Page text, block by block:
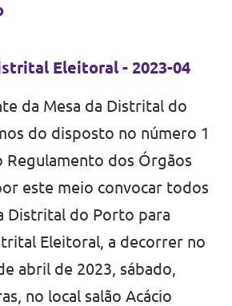
Eleitoral - 2023-04
da Mesa da Distrital do
do disposto no número 1
Regulamento dos Órgãos
este meio convocar todos
Distrital do Porto para
Eleitoral, a decorrer no
abril de 2023, sábado,
no local salão Acácio